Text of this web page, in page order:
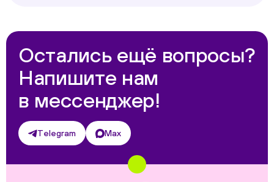
Остались ещё вопросы?
Напишите нам
в мессенджер!
Telegram Max